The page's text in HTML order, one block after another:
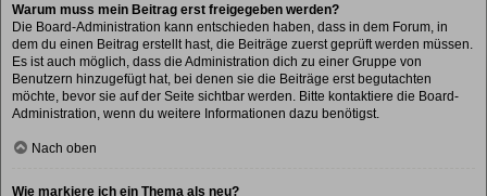
Warum muss mein Beitrag erst freigegeben werden?
Die Board-Administration kann entschieden haben, dass in dem Forum, in
dem du einen Beitrag erstellt hast, die Beiträge zuerst geprüft werden müssen.
Es ist auch möglich, dass die Administration dich zu einer Gruppe von
Benutzern hinzugefügt hat, bei denen sie die Beiträge erst begutachten
möchte, bevor sie auf der Seite sichtbar werden. Bitte kontaktiere die Board-
Administration, wenn du weitere Informationen dazu benötigst.
Nach oben
Wie markiere ich ein Thema als neu?